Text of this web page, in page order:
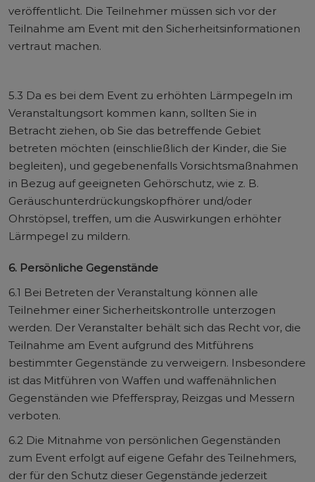
veröffentlicht. Die Teilnehmer müssen sich vor der
Teilnahme am Event mit den Sicherheitsinformationen
vertraut machen.
5.3 Da es bei dem Event zu erhöhten Lärmpegeln im
Veranstaltungsort kommen kann, sollten Sie in
Betracht ziehen, ob Sie das betreffende Gebiet
betreten möchten (einschließlich der Kinder, die Sie
begleiten), und gegebenenfalls Vorsichtsmaßnahmen
in Bezug auf geeigneten Gehörschutz, wie z. B.
Geräuschunterdrückungskopfhörer und/oder
Ohrstöpsel, treffen, um die Auswirkungen erhöhter
Lärmpegel zu mildern.
6. Persönliche Gegenstände
6.1 Bei Betreten der Veranstaltung können alle
Teilnehmer einer Sicherheitskontrolle unterzogen
werden. Der Veranstalter behält sich das Recht vor, die
Teilnahme am Event aufgrund des Mitführens
bestimmter Gegenstände zu verweigern. Insbesondere
ist das Mitführen von Waffen und waffenähnlichen
Gegenständen wie Pfefferspray, Reizgas und Messern
verboten.
6.2 Die Mitnahme von persönlichen Gegenständen
zum Event erfolgt auf eigene Gefahr des Teilnehmers,
der für den Schutz dieser Gegenstände jederzeit